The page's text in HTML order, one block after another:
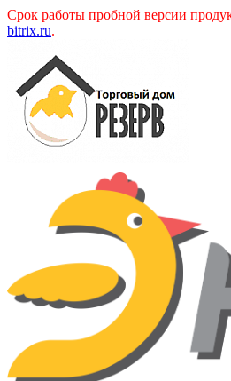
Срок работы пробной версии
bitrix.ru.